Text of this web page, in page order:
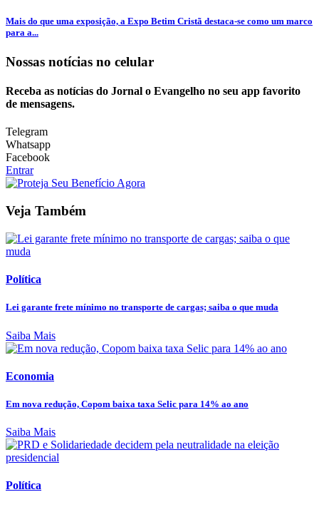
Mais do que uma exposição, a Expo Betim Cristã destaca-se como um marco
para a...
Nossas notícias no celular
Receba as notícias do Jornal o Evangelho no seu app favorito
de mensagens.
Telegram
Whatsapp
Facebook
Entrar
Veja Também
Política
Lei garante frete mínimo no transporte de cargas; saiba o que muda
Saiba Mais
Economia
Em nova redução, Copom baixa taxa Selic para 14% ao ano
Saiba Mais
Política